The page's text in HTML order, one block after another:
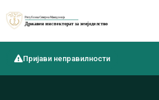
Пријави неправилности